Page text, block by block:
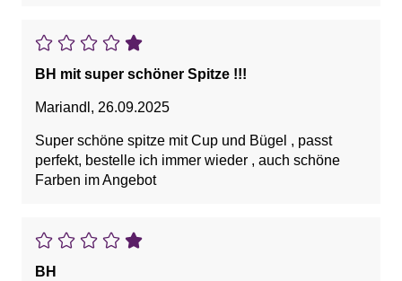
BH mit super schöner Spitze !!!
Mariandl , 26.09.2025
Super schöne spitze mit Cup und Bügel , passt
perfekt, bestelle ich immer wieder , auch schöne
Farben im Angebot
BH